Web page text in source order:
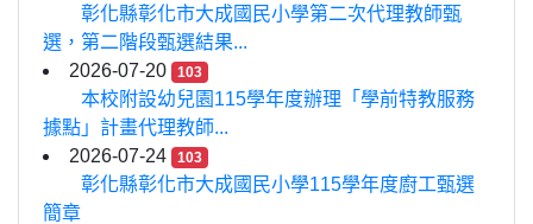
彰化縣彰化市大成國民小學第二次代理教師甄
選，第二階段甄選結果...
2026-07-20
103
本校附設幼兒園115學年度辦理「學前特教服務
據點」計畫代理教師...
2026-07-24
103
彰化縣彰化市大成國民小學115學年度廚工甄選
簡章